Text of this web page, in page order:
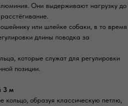
Они выдерживают нагрузку до
или шлейке собаки, в то время
длины поводка за
которые служат для регулировки
позиции.
3 м
кольцо, образуя классическую петлю,